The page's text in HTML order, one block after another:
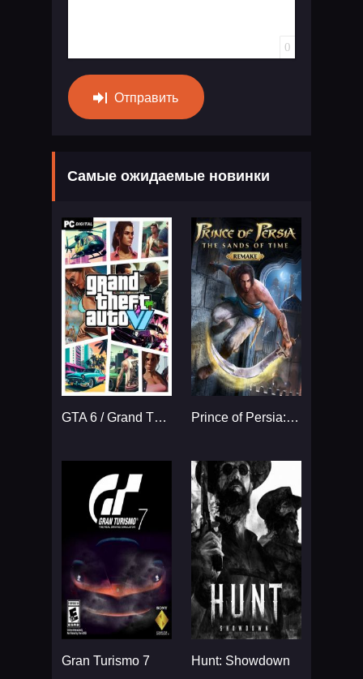
0
Отправить
Самые ожидаемые новинки
GTA 6 / Grand Theft Auto VI Prince of Persia: The Sands
Gran Turismo 7 Hunt: Showdown